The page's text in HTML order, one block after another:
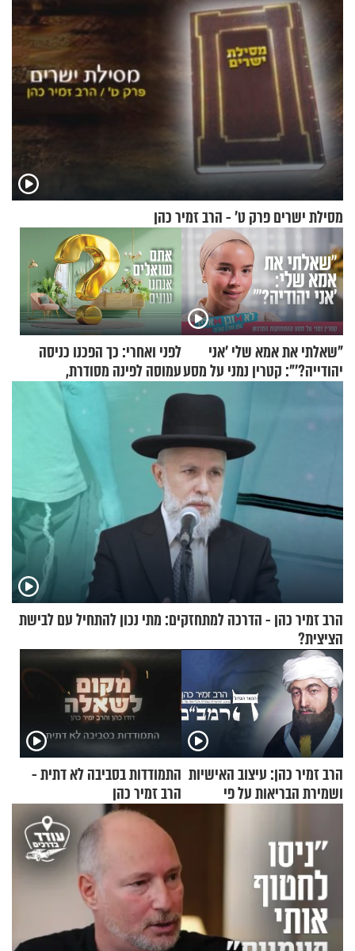
מסילת ישרים פרק ט’ - הרב זמיר כהן
"שאלתי את אמא שלי 'אני
יהודייה?'": קטרין נמני על מסע
ההתחזקות המרגש
לפני ואחרי: כך הפכנו כניסה
עמוסה לפינה מסודרת,
שימושית ומזמינה
הרב זמיר כהן - הדרכה למתחזקים: מתי נכון להתחיל עם לבישת
הציצית?
הרב זמיר כהן: עיצוב האישיות
ושמירת הבריאות על פי
התמודדות בסביבה לא דתית -
הרב זמיר כהן